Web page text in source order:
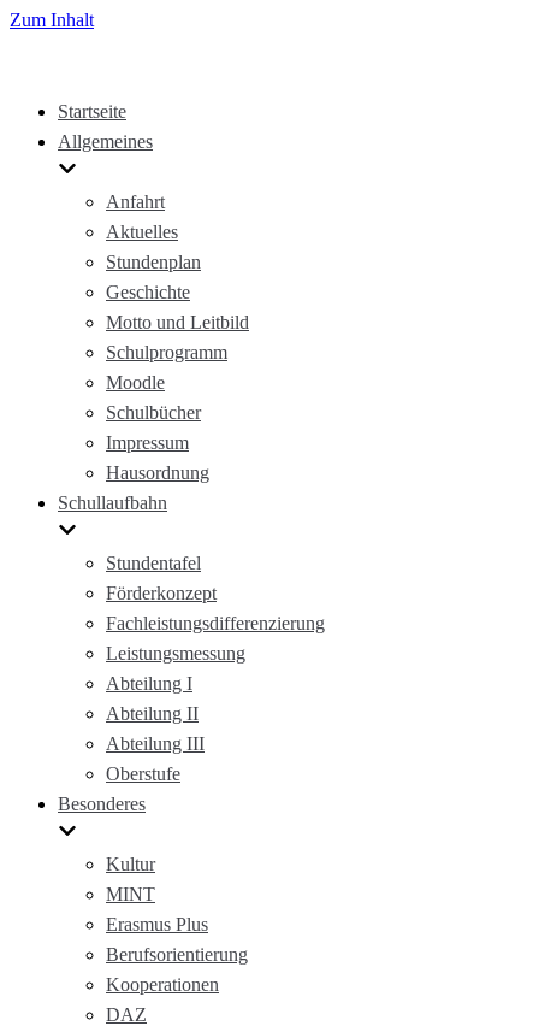
Zum Inhalt
Startseite
Allgemeines
Anfahrt
Aktuelles
Stundenplan
Geschichte
Motto und Leitbild
Schulprogramm
Moodle
Schulbücher
Impressum
Hausordnung
Schullaufbahn
Stundentafel
Förderkonzept
Fachleistungsdifferenzierung
Leistungsmessung
Abteilung I
Abteilung II
Abteilung III
Oberstufe
Besonderes
Kultur
MINT
Erasmus Plus
Berufsorientierung
Kooperationen
DAZ